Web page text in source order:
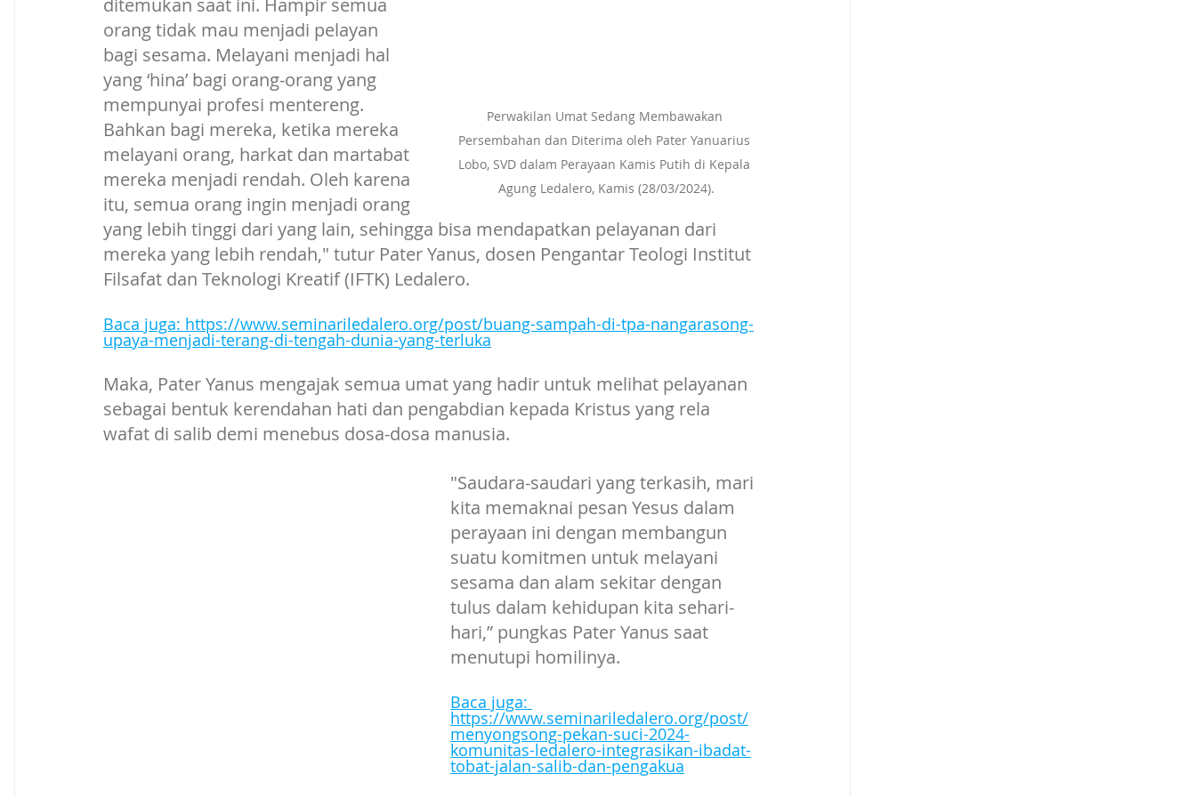
Perwakilan Umat Sedang Membawakan
Persembahan dan Diterima oleh Pater Yanuarius
Lobo, SVD dalam Perayaan Kamis Putih di Kepala
Agung Ledalero, Kamis (28/03/2024).
ditemukan saat ini. Hampir semua
orang tidak mau menjadi pelayan
bagi sesama. Melayani menjadi hal
yang ‘hina’ bagi orang-orang yang
mempunyai profesi mentereng.
Bahkan bagi mereka, ketika mereka
melayani orang, harkat dan martabat
mereka menjadi rendah. Oleh karena
itu, semua orang ingin menjadi orang
yang lebih tinggi dari yang lain, sehingga bisa mendapatkan pelayanan dari
mereka yang lebih rendah," tutur Pater Yanus, dosen Pengantar Teologi Institut
Filsafat dan Teknologi Kreatif (IFTK) Ledalero.
Baca juga: https://www.seminariledalero.org/post/buang-sampah-di-tpa-nangarasong-
upaya-menjadi-terang-di-tengah-dunia-yang-terluka
Maka, Pater Yanus mengajak semua umat yang hadir untuk melihat pelayanan
sebagai bentuk kerendahan hati dan pengabdian kepada Kristus yang rela
wafat di salib demi menebus dosa-dosa manusia.
"Saudara-saudari yang terkasih, mari
kita memaknai pesan Yesus dalam
perayaan ini dengan membangun
suatu komitmen untuk melayani
sesama dan alam sekitar dengan
tulus dalam kehidupan kita sehari-
hari,” pungkas Pater Yanus saat
menutupi homilinya.
Baca juga:
https://www.seminariledalero.org/post/
menyongsong-pekan-suci-2024-
komunitas-ledalero-integrasikan-ibadat-
tobat-jalan-salib-dan-pengakua